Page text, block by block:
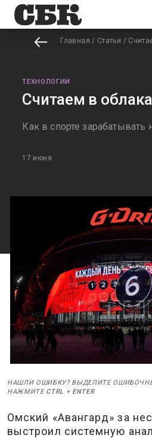
Главная / Статьи /
ТЕХНОЛОГИИ
Считаем в
Как в спорте зарабатывать
17 июня
НАШЛИ ОШИБКУ? ВЫДЕЛИТЕ
НАЖМИТЕ CTRL + ENTER
Омский «Авангард» за
выстроил системную